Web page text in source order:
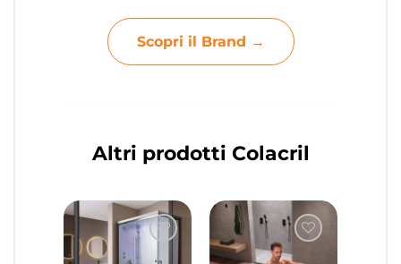
Scopri il Brand →
Altri prodotti Colacril